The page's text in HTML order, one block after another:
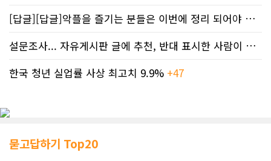
[답글][답글]악플을 즐기는 분들은 이번에 정리 되어야 합니다.
설문조사... 자유게시판 글에 추천, 반대 표시한 사람이 누구인지 명단..
한국 청년 실업률 사상 최고치 9.9% +47
묻고답하기 Top20